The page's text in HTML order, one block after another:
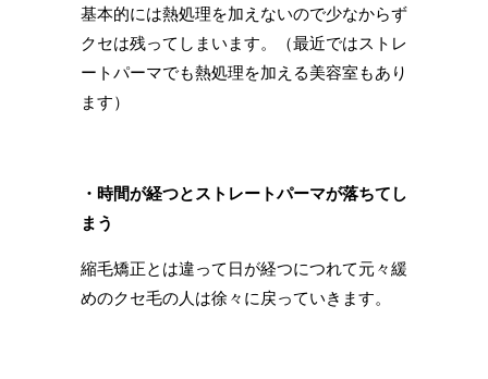
基本的には熱処理を加えないので少なからず
クセは残ってしまいます。（最近ではストレ
ートパーマでも熱処理を加える美容室もあり
ます）
・時間が経つとストレートパーマが落ちてし
まう
縮毛矯正とは違って日が経つにつれて元々緩
めのクセ毛の人は徐々に戻っていきます。